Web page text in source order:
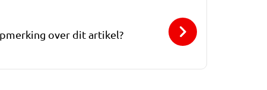
over dit artikel?